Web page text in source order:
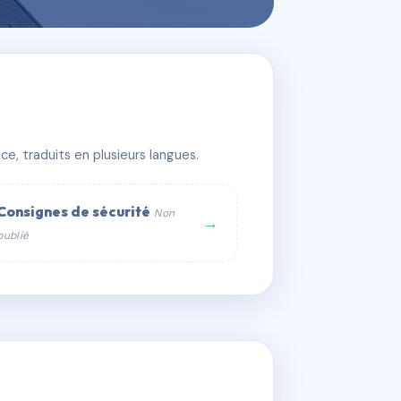
traduits en plusieurs langues.
de sécurité Non
→